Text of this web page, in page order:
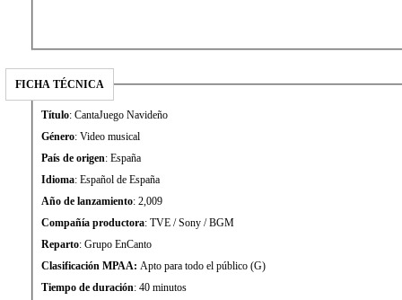
FICHA TÉCNICA
Título: CantaJuego Navideño
Género: Video musical
País de origen: España
Idioma: Español de España
Año de lanzamiento: 2,009
Compañía productora: TVE / Sony / BGM
Reparto: Grupo EnCanto
Clasificación MPAA: Apto para todo el público (G)
Tiempo de duración: 40 minutos